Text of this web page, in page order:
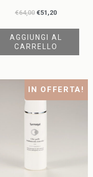
€64,00 €51,20
AGGIUNGI AL
CARRELLO
IN OFFERTA!